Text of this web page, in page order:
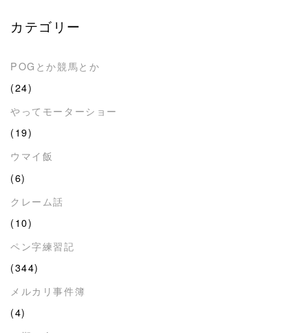
カテゴリー
POGとか競馬とか
(24)
やってモーターショー
(19)
ウマイ飯
(6)
クレーム話
(10)
ペン字練習記
(344)
メルカリ事件簿
(4)